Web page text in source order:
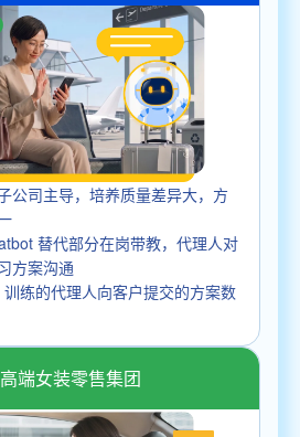
公司主导，培养质量差异大，方
替代部分在岗带教，代理人对
方案沟通
练的代理人向客户提交的方案数
端女装零售集团